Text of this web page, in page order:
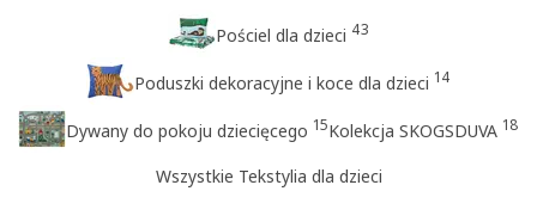
Pościel dla dzieci 43
Poduszki dekoracyjne i koce dla dzieci 14
Dywany do pokoju dziecięcego 15Kolekcja SKOGSDUVA 18
Wszystkie Tekstylia dla dzieci